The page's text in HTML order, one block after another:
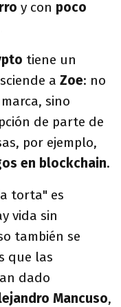
y con poco
tiene un
a Zoe: no
sino
de parte de
por ejemplo,
en blockchain.
torta" es
vida sin
también se
que las
dado
Mancuso,